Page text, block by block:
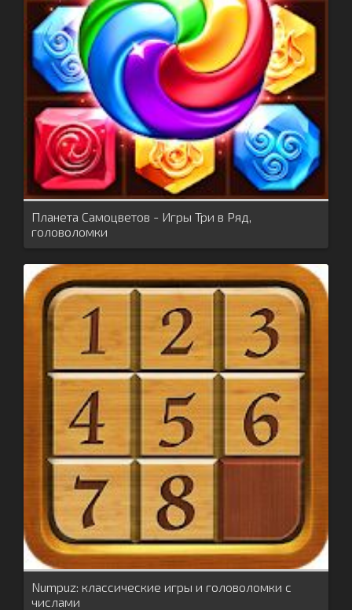
Планета Самоцветов - Игры Три в Ряд,
головоломки
Numpuz: классические игры и головоломки с
числами